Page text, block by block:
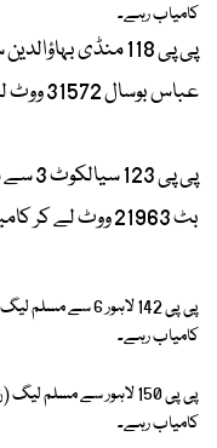
کامیاب رہے۔
پی پی 118 منڈی
عباس بوسال 31572 ووٹ لے کر کامیاب رہے۔
پی
بٹ 21963 ووٹ لے کر کامیاب رہے۔
کامیاب رہے۔
کامیاب رہے۔